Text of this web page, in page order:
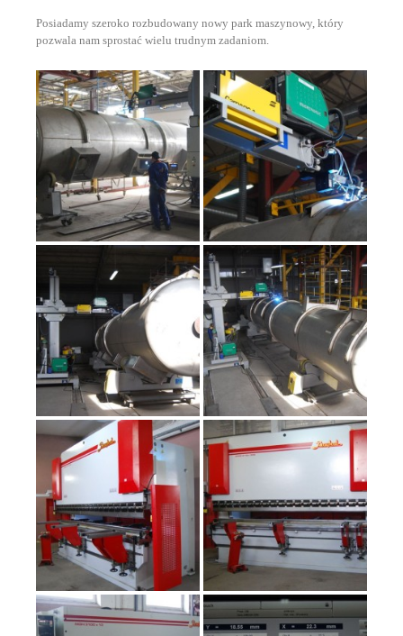
Posiadamy szeroko rozbudowany nowy park maszynowy, który
pozwala nam sprostać wielu trudnym zadaniom.